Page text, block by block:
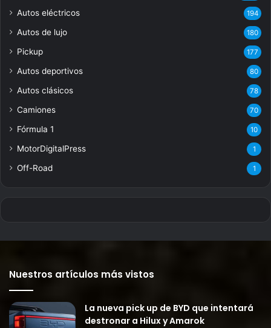
Autos eléctricos 194
Autos de lujo 180
Pickup 177
Autos deportivos 80
Autos clásicos 78
Camiones 70
Fórmula 1 10
MotorDigitalPress 1
Off-Road 1
Nuestros artículos más vistos
La nueva pick up de BYD que intentará
destronar a Hilux y Amarok